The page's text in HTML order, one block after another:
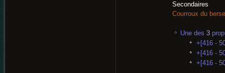
Secondaires
Courroux du
Une des 3
+[416 -
+[416 -
+[416 -